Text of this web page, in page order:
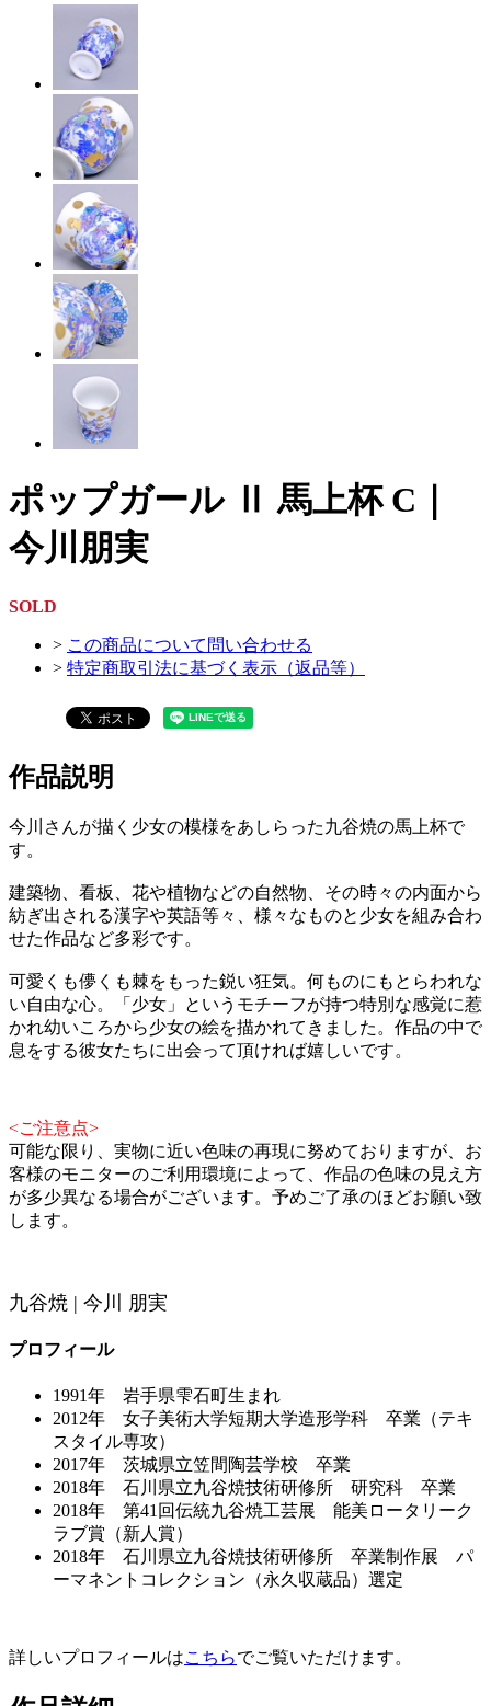
ポップガール Ⅱ 馬上杯 C｜
今川朋実
SOLD
> この商品について問い合わせる
> 特定商取引法に基づく表示（返品等）
作品説明
今川さんが描く少女の模様をあしらった九谷焼の馬上杯で
す。
建築物、看板、花や植物などの自然物、その時々の内面から
紡ぎ出される漢字や英語等々、様々なものと少女を組み合わ
せた作品など多彩です。
可愛くも儚くも棘をもった鋭い狂気。何ものにもとらわれな
い自由な心。「少女」というモチーフが持つ特別な感覚に惹
かれ幼いころから少女の絵を描かれてきました。作品の中で
息をする彼女たちに出会って頂ければ嬉しいです。
<ご注意点>
可能な限り、実物に近い色味の再現に努めておりますが、お
客様のモニターのご利用環境によって、作品の色味の見え方
が多少異なる場合がございます。予めご了承のほどお願い致
します。
九谷焼 | 今川 朋実
プロフィール
1991年 岩手県雫石町生まれ
2012年 女子美術大学短期大学造形学科 卒業（テキ
スタイル専攻）
2017年 茨城県立笠間陶芸学校 卒業
2018年 石川県立九谷焼技術研修所 研究科 卒業
2018年 第41回伝統九谷焼工芸展 能美ロータリーク
ラブ賞（新人賞）
2018年 石川県立九谷焼技術研修所 卒業制作展 パ
ーマネントコレクション（永久収蔵品）選定
詳しいプロフィールはこちらでご覧いただけます。